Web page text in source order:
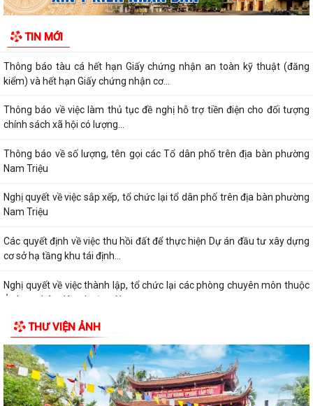
TIN MỚI
Ủy ban nhân dân thành phố trong...
Thông báo tàu cá hết hạn Giấy chứng nhận an toàn kỹ thuật (đăng
kiểm) và hết hạn Giấy chứng nhận cơ...
Thông báo về việc làm thủ tục đề nghị hỗ trợ tiền điện cho đối tượng
chính sách xã hội có lượng...
Thông báo về số lượng, tên gọi các Tổ dân phố trên địa bàn phường
Nam Triệu
Nghị quyết về việc sắp xếp, tổ chức lại tổ dân phố trên địa bàn phường
Nam Triệu
Các quyết định về việc thu hồi đất để thực hiện Dự án đầu tư xây dựng
cơ sở hạ tầng khu tái định...
Nghị quyết về việc thành lập, tổ chức lại các phòng chuyên môn thuộc
Ủy ban nhân dân phường Nam...
Điện lực Thủy Nguyên triển khai thanh toán tiền điện không dùng tiền
mặt trên địa bàn Điện lực Thủy...
Đề nghị hỗ trợ giới thiệu nguồn hiện vật và kết nối thân nhân liệt sĩ, cựu
chiến binh phục vụ cuộc...
THƯ VIỆN ẢNH